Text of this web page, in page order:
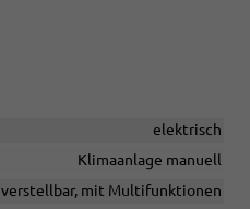
elektrisch
Klimaanlage manuell
mit Multifunktionen